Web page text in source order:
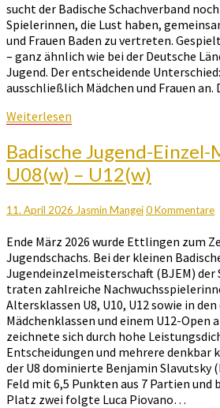
sucht der Badische Schachverband
Spielerinnen, die Lust haben,
und Frauen Baden zu vertreten.
– ganz ähnlich wie bei der Deutsche
Jugend. Der entscheidende
ausschließlich Mädchen und Frauen an.
Weiterlesen
Badische
Jugend-
Einzel-
U08(w)
U12(w)
Badische Jugend-
U08(w) – U12(w)
11. April 2026 Jasmin MangeiKommentare
0 Kommentare
Ende März 2026 wurde Ettlingen zum
Jugendschachs. Bei der kleinen
Jugendeinzelmeisterschaft (BJEM) der
traten zahlreiche
Altersklassen U8, U10, U12 sowie in
Mädchenklassen und einem U12-Open
zeichnete sich durch hohe
Entscheidungen und mehrere denkbar
der U8 dominierte Benjamin Slavutsky
Feld mit 6,5 Punkten aus 7 Partien und
Platz zwei folgte Luca Piovano…